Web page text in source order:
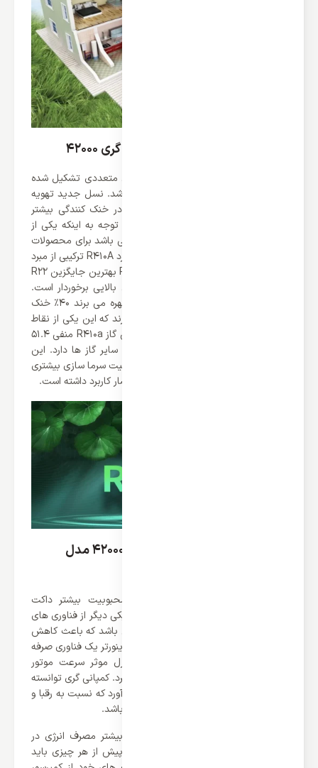
داکت اسپلیت های کانالی از قسمت های متعددی تشکیل شده
است که یکی از آن ها گاز مبرد آن می باشد. نسل جدید تهویه
مطبوع ها از گاز مبرد بهره می برند که در خنک کنندگی بیشتر
نقش بسیار موثری دارند. کمپانی گری با توجه به اینکه یکی از
برند های قدرتمند در صنعت کولر گازی می باشد برای محصولات
خود از گاز مبرد R410a بهره می برد. گاز مبرد R410A ترکیبی از مبرد
های R32 و R125 می باشد. گاز مبرد R410 بهترین جایگزین R22
بوده و همانند این گاز از انعطاف پذیری بالایی برخوردار است.
همچنین کمپرسور های که از گاز R410a بهره می برند 40% خنک
کنندگی بالاتری نسبت به گاز های R22 دارند که این یکی از نقاط
مثبت این کولر گازی ها است. نقطه جوش گاز R410a منفی 51.4
درجه است که بازدهی بیشتری نسبت به سایر گاز ها دارد. این
ویژگی باعث شده که گاز R410a دارای ظرفیت سرما سازی بیشتری
باشد به همین دلیل در کولر های گازی بیسار کاربرد داشته است.
مصرف انرژی داکت اسپلیت گری 42000 مدل
ویژگی های جذاب و کاربردی باعث محبوبیت بیشتر داکت
اسپلیت های کانالی کمپانی گری شده‌اند. یکی دیگر از فناوری های
موجود در این محصول فناوری اینورتر می باشد که باعث کاهش
چشمگیر مصرف انرژی شده است. فناوری اینورتر یک فناوری صرفه
جویی در مصرف انرژی است که با کنترل موثر سرعت موتور
عملکرد هدر رفته در اسپلیت را از بین می برد. کمپانی گری توانسته
برای این محصول گرید انرژی A را بدست آورد که نسبت به رقبا و
مدل های قبلی خود بسیار کم مصرف می باشد.
یکی دیگر از راه های که باعث کاهش بیشتر مصرف انرژی در
اسپلیت می شود کمپرسور آن می باشد. پیش از هر چیزی باید